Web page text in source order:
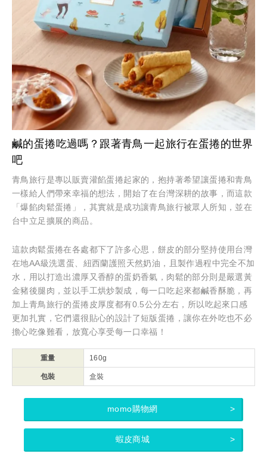
鹹的蛋捲吃過嗎？跟著青鳥一起旅行在蛋捲的世界
吧
青鳥旅行是專以販賣灌餡蛋捲起家的，抱持著希望讓蛋捲和青鳥
一樣給人們帶來幸福的想法，開始了在台灣深耕的故事，而這款
「爆餡肉鬆蛋捲」，其實就是成功讓青鳥旅行被眾人所知，並在
台中立足擴展的商品。
這款肉鬆蛋捲在各處都下了許多心思，餅皮的部分堅持使用台灣
在地AA級洗選蛋、紐西蘭護照天然奶油，且製作過程中完全不加
水，用以打造出濃厚又香醇的蛋奶香氣，肉鬆的部分則是嚴選黃
金豬後腿肉，並以手工烘炒製成，每一口吃起來都鹹香酥脆，再
加上青鳥旅行的蛋捲皮厚度都有0.5公分左右，所以吃起來口感
更加扎實，它們還很貼心的設計了短版蛋捲，讓你在外吃也不必
擔心吃像難看，放寬心享受每一口幸福！
重量 160g
包裝 盒裝
momo購物網
蝦皮商城